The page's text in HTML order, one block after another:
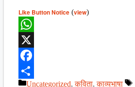
Like Button Notice (view)
WhatsApp
X
Facebook
Categories
Uncategorized,कविता,काव्यभाषा